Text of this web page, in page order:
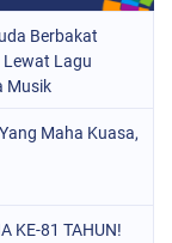
Berbakat
Lewat Lagu
Musik
Maha Kuasa,
KE-81 TAHUN!